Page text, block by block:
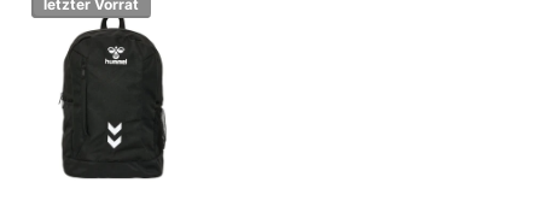
letzter Vorrat